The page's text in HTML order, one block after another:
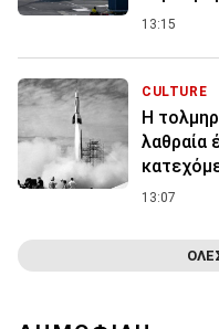
13:15
CULTURE
Η
λαθραία
13:07